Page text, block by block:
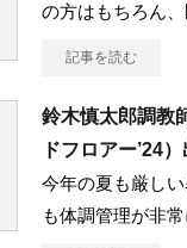
の方はもちろん
記事を読む
鈴木慎太郎調教
ドフロアー’24
今年の夏も厳し
も体調管理が非